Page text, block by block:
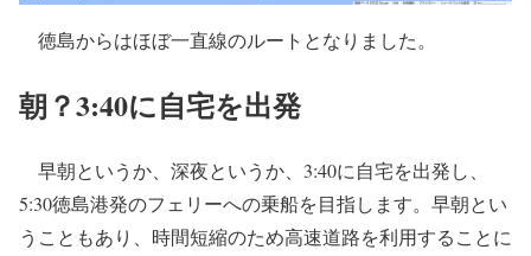
徳島からはほぼ一直線のルートとなりました。
朝？3:40に自宅を出発
早朝というか、深夜というか、3:40に自宅を出発し、
5:30徳島港発のフェリーへの乗船を目指します。早朝とい
うこともあり、時間短縮のため高速道路を利用することに